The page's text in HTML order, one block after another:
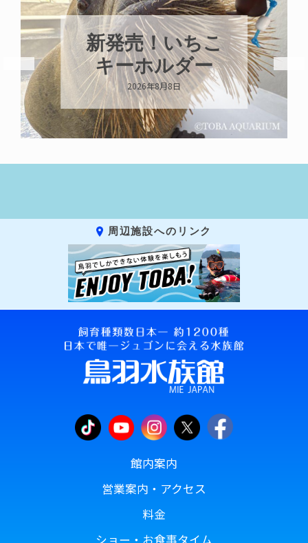
新発売！いちこ
キーホルダー
2026年8月8日
周辺施設へのリンク
館内案内
営業案内・アクセス
料金